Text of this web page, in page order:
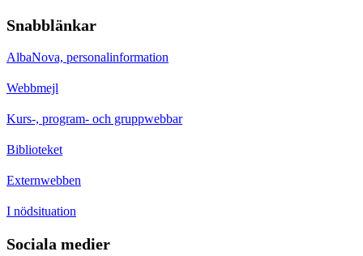
Snabblänkar
AlbaNova, personalinformation
Webbmejl
Kurs-, program- och gruppwebbar
Biblioteket
Externwebben
I nödsituation
Sociala medier